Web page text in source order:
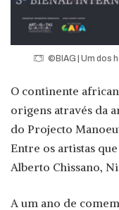
©BIAG | Um dos
O continente
origens através da
do Projecto
Entre os artistas
Alberto Chissano,
A um ano de